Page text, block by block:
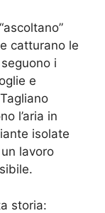
catturano le
i
e
l’aria in
isolate
lavoro
storia: